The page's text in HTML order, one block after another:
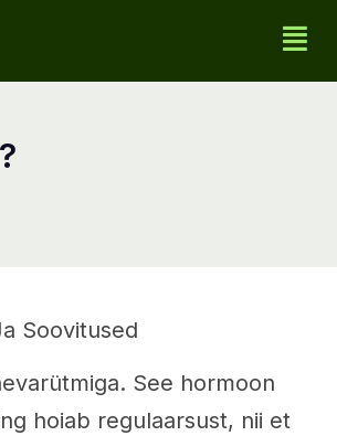
Soovitused
See hormoon
hoiab regulaarsust, nii et